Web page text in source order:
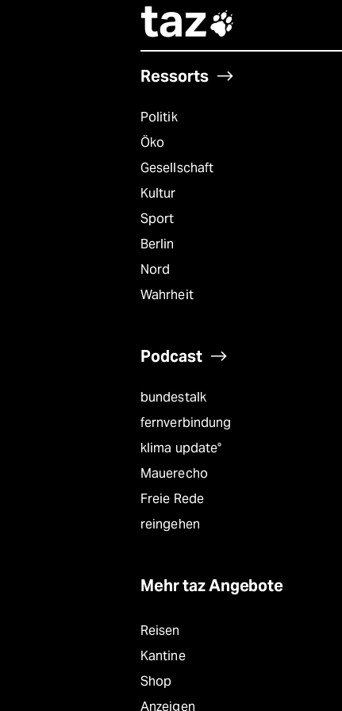
taz
Ressorts
Politik
Öko
Gesellschaft
Kultur
Sport
Berlin
Nord
Wahrheit
Podcast
bundestalk
fernverbindung
klima update°
Mauerecho
Freie Rede
reingehen
Mehr taz Angebote
Reisen
Kantine
Shop
Anzeigen